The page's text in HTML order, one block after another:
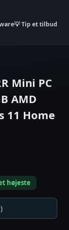
💡 Tip et tilbud
Mini PC
AMD
11 Home
højeste